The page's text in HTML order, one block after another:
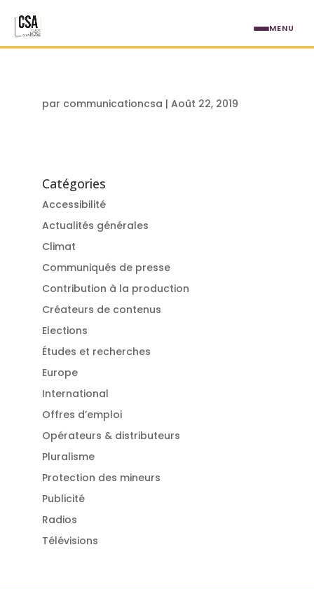
par communicationcsa | Août 22, 2019
Catégories
Accessibilité
Actualités générales
Climat
Communiqués de presse
Contribution à la production
Créateurs de contenus
Elections
Études et recherches
Europe
International
Offres d’emploi
Opérateurs & distributeurs
Pluralisme
Protection des mineurs
Publicité
Radios
Télévisions
MENU